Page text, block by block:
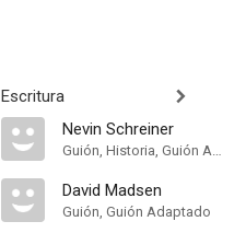
Escritura
Nevin Schreiner
Guión, Historia, Guión Adaptado
David Madsen
Guión, Guión Adaptado